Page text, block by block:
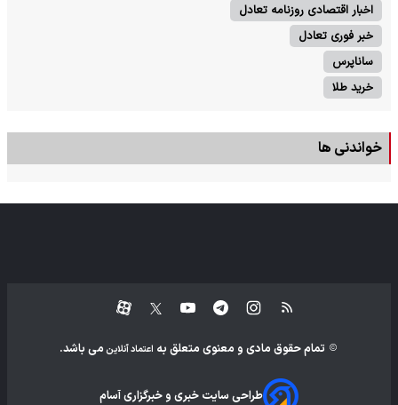
اخبار اقتصادی روزنامه تعادل
خبر فوری تعادل
ساناپرس
خرید طلا
خواندنی ها
تمام حقوق مادی و معنوی متعلق به اعتماد آنلاین می باشد.
طراحی سایت خبری و خبرگزاری آسام